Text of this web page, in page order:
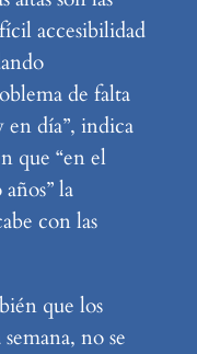
accesibilidad
de falta
día”, indica
que “en el
la
con las
que los
no se